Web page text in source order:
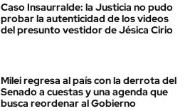
Caso Insaurralde: la Justicia no pudo
probar la autenticidad de los videos
del presunto vestidor de Jésica Cirio
Milei regresa al país con la derrota del
Senado a cuestas y una agenda que
busca reordenar al Gobierno